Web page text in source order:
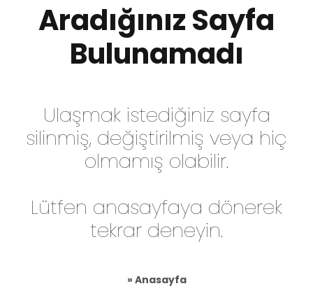
Aradığınız Sayfa
Bulunamadı
Ulaşmak istediğiniz sayfa
silinmiş, değiştirilmiş veya hiç
olmamış olabilir.
Lütfen anasayfaya dönerek
tekrar deneyin.
» Anasayfa